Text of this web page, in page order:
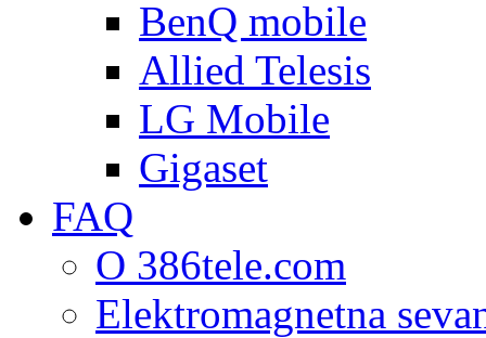
BenQ mobile
Allied Telesis
LG Mobile
Gigaset
FAQ
O 386tele.com
Elektromagnetna